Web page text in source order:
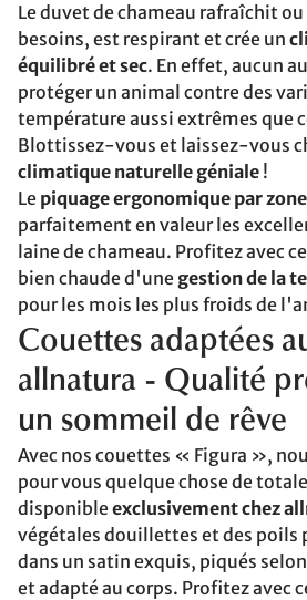
Le duvet de chameau rafraîchit
besoins, est respirant et crée un
équilibré et sec. En effet, aucun
protéger un animal contre des
température aussi extrêmes que
Blottissez-vous et laissez-vous
climatique naturelle géniale !
Le piquage ergonomique par
parfaitement en valeur les
laine de chameau. Profitez avec
bien chaude d'une gestion de la
pour les mois les plus froids de
Couettes adaptées
allnatura - Qualité
un sommeil de rêve
Avec nos couettes « Figura »,
pour vous quelque chose de
disponibleexclusivement chez
végétales douillettes et des poils
dans un satin exquis, piqués
et adapté au corps. Profitez avec